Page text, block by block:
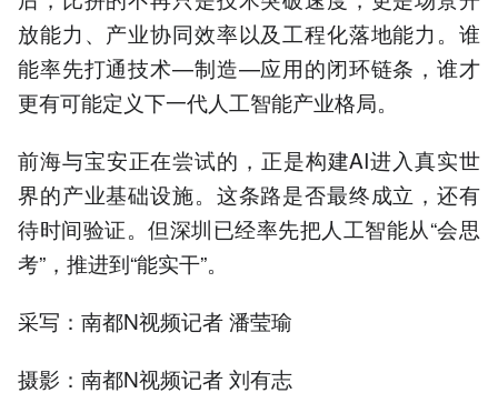
放能力、产业协同效率以及工程化落地能力。谁
能率先打通技术—制造—应用的闭环链条，谁才
更有可能定义下一代人工智能产业格局。
前海与宝安正在尝试的，正是构建AI进入真实世
界的产业基础设施。这条路是否最终成立，还有
待时间验证。但深圳已经率先把人工智能从“会思
考”，推进到“能实干”。
采写：南都N视频记者 潘莹瑜
摄影：南都N视频记者 刘有志